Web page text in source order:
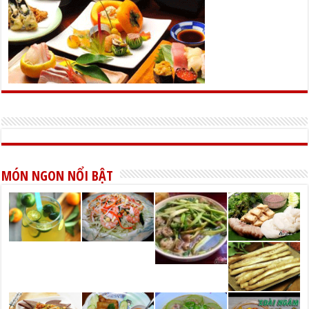
MÓN NGON NỔI BẬT